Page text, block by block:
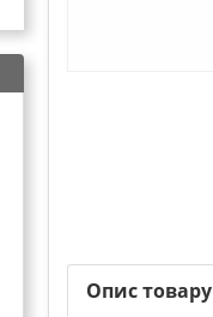
Опис товару